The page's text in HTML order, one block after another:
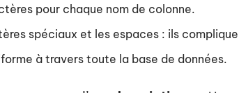
pour chaque nom de colonne.
spéciaux et les espaces : ils
à travers toute la base de données.